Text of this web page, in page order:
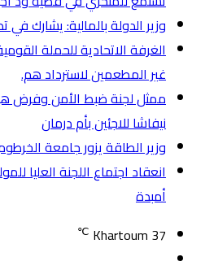
وزير الدولة بالمالية: يشارك
الغرفة الاتحادية للحملة
غير المطعمين لاسترداد هم.
ممثل لجنة ضبط الأمن وفرض
نيفاشا للاجئين بأم درمان
وزير الطاقة يزور جامعة
انعقاد اجتماع اللجنة العليا
أمبدة
Khartoum 37
℃